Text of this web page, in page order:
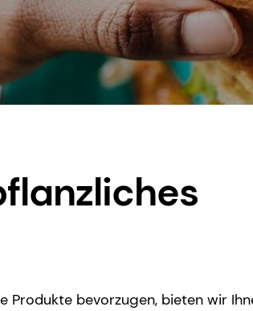
Produkte bevorzugen, bieten wir